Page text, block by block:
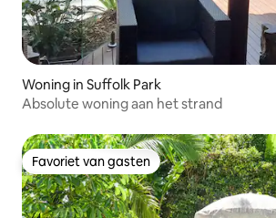
Woning in Suffolk Park
Absolute woning aan het strand
Favoriet van gasten
Favoriet van gasten